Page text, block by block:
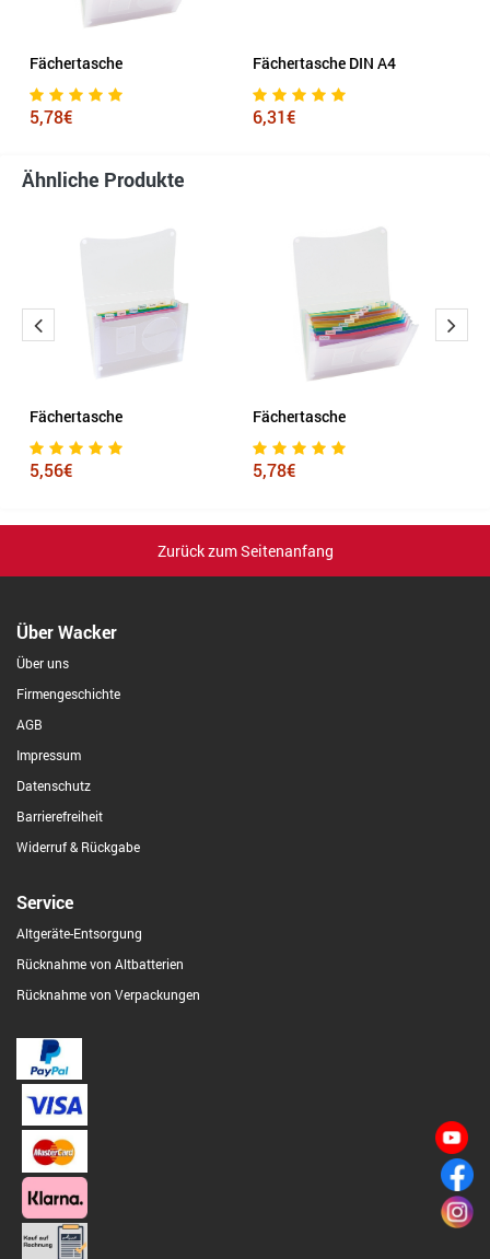
Fächertasche
5,78€
Fächertasche DIN A4
6,31€
Ähnliche Produkte
Fächertasche
5,56€
Fächertasche
5,78€
Zurück zum Seitenanfang
Über Wacker
Über uns
Firmengeschichte
AGB
Impressum
Datenschutz
Barrierefreiheit
Widerruf & Rückgabe
Service
Altgeräte-Entsorgung
Rücknahme von Altbatterien
Rücknahme von Verpackungen